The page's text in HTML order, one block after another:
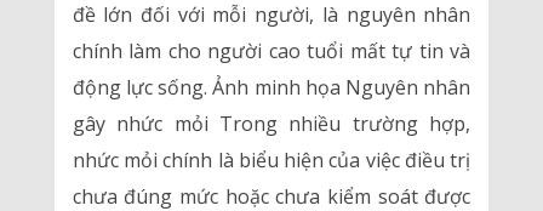
đề lớn đối với mỗi người, là nguyên nhân
chính làm cho người cao tuổi mất tự tin và
động lực sống. Ảnh minh họa Nguyên nhân
gây nhức mỏi Trong nhiều trường hợp,
nhức mỏi chính là biểu hiện của việc điều trị
chưa đúng mức hoặc chưa kiểm soát được